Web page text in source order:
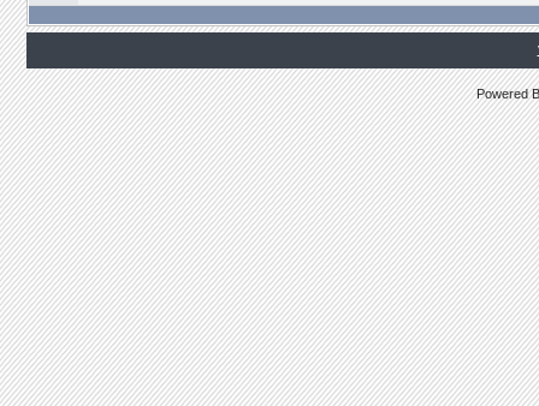
Powered